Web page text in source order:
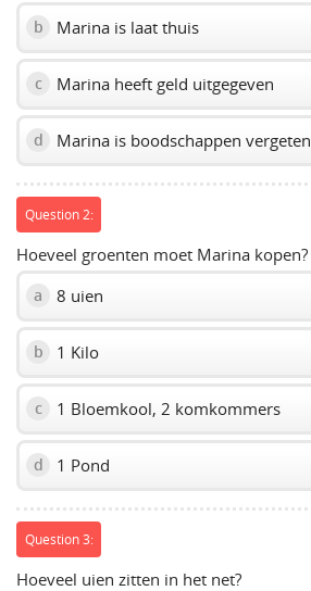
b Marina is laat thuis
c Marina heeft geld uitgegeven
d Marina is boodschappen vergeten
Question 2:
Hoeveel groenten moet Marina kopen?
a 8 uien
b 1 Kilo
c 1 Bloemkool, 2 komkommers
d 1 Pond
Question 3:
Hoeveel uien zitten in het net?